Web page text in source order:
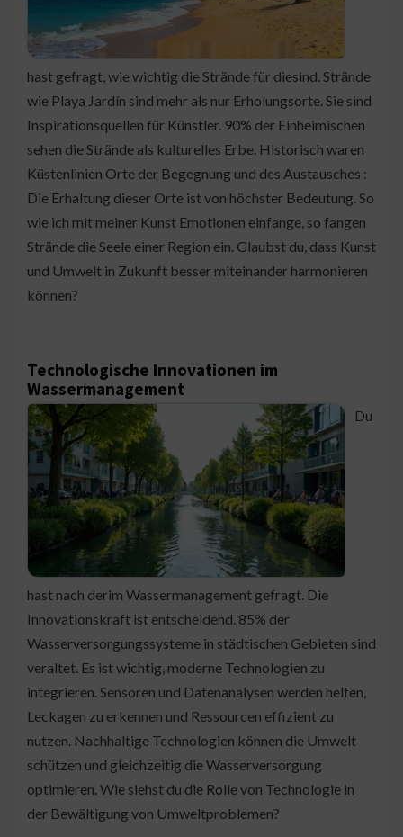
hast gefragt, wie wichtig die Strände für diesind. Strände
wie Playa Jardín sind mehr als nur Erholungsorte. Sie sind
Inspirationsquellen für Künstler. 90% der Einheimischen
sehen die Strände als kulturelles Erbe. Historisch waren
Küstenlinien Orte der Begegnung und des Austausches :
Die Erhaltung dieser Orte ist von höchster Bedeutung. So
wie ich mit meiner Kunst Emotionen einfange, so fangen
Strände die Seele einer Region ein. Glaubst du, dass Kunst
und Umwelt in Zukunft besser miteinander harmonieren
können?
Technologische Innovationen im
Wassermanagement
Du
hast nach derim Wassermanagement gefragt. Die
Innovationskraft ist entscheidend. 85% der
Wasserversorgungssysteme in städtischen Gebieten sind
veraltet. Es ist wichtig, moderne Technologien zu
integrieren. Sensoren und Datenanalysen werden helfen,
Leckagen zu erkennen und Ressourcen effizient zu
nutzen. Nachhaltige Technologien können die Umwelt
schützen und gleichzeitig die Wasserversorgung
optimieren. Wie siehst du die Rolle von Technologie in
der Bewältigung von Umweltproblemen?